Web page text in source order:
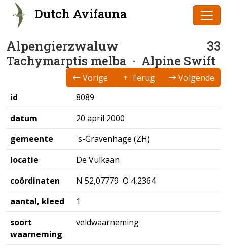
Dutch Avifauna
Alpengierzwaluw 33
Tachymarptis melba · Alpine Swift
Vorige Terug
Volgende
id
8089
datum
20 april 2000
gemeente
's-Gravenhage (ZH)
locatie
De Vulkaan
coördinaten
N 52,07779 O 4,2364
aantal, kleed
1
soort
waarneming
veldwaarneming